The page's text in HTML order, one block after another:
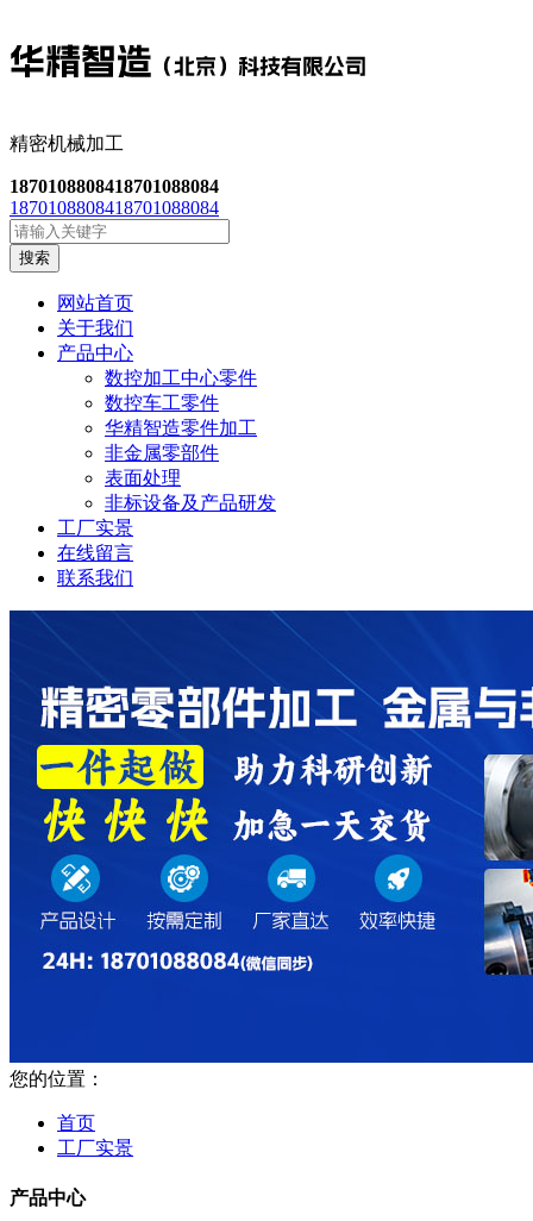
精密机械加工
1870108808418701088084
1870108808418701088084
搜索
网站首页
关于我们
产品中心
数控加工中心零件
数控车工零件
华精智造零件加工
非金属零部件
表面处理
非标设备及产品研发
工厂实景
在线留言
联系我们
您的位置：
首页
工厂实景
产品中心